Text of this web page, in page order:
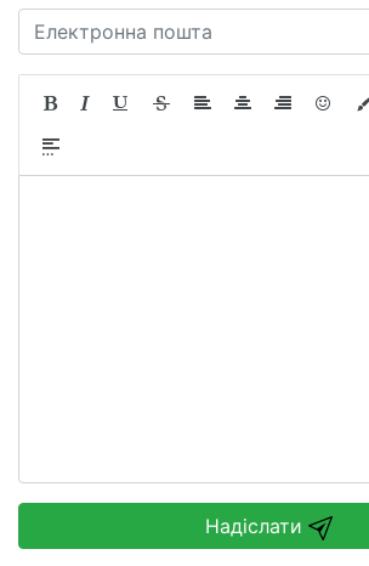
Надіслати